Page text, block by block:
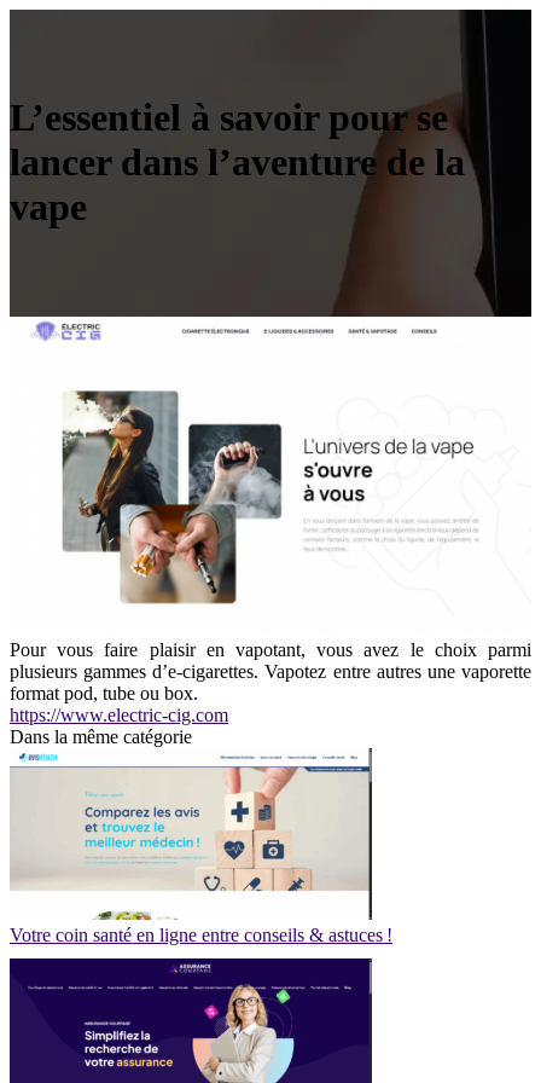
L’essentiel à savoir pour se
lancer dans l’aventure de la
vape
Pour vous faire plaisir en vapotant, vous avez le choix parmi
plusieurs gammes d’e-cigarettes. Vapotez entre autres une vaporette
format pod, tube ou box.
https://www.electric-cig.com
Dans la même catégorie
Votre coin santé en ligne entre conseils & astuces !